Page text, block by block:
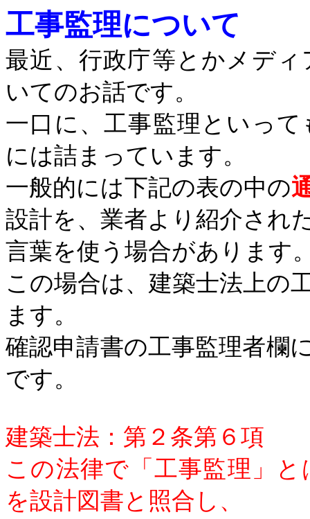
工事監理について
最近、行政庁等とかメデ
いてのお話です。
一口に、工事監理といって
には詰まっています。
一般的には下記の表の中の
設計を、業者より紹介され
言葉を使う場合があります
この場合は、建築士法上の
ます。
確認申請書の工事監理者欄
です。
建築士法：第２条第６項
この法律で「工事監理」
を設計図書と照合し、